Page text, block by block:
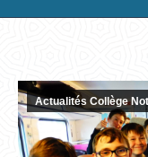
Actualités Collège